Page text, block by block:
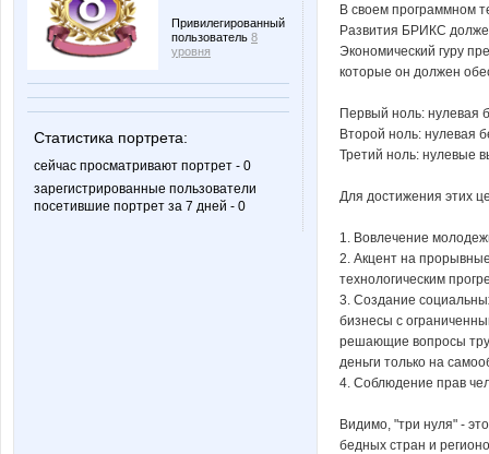
Привилегированный
пользователь 8
уровня
Статистика портрета:
сейчас просматривают портрет - 0
зарегистрированные пользователи
посетившие портрет за 7 дней - 0
В своем программном
Развития БРИКС
Экономический гуру
которые он должен
Первый ноль: нулевая
Второй ноль: нулевая
Третий ноль: нулевые
Для достижения этих
1. Вовлечение
2. Акцент на
технологическим
3. Создание
бизнесы с
решающие вопросы
деньги только на
4. Соблюдение прав
Видимо, "три нуля" -
бедных стран и